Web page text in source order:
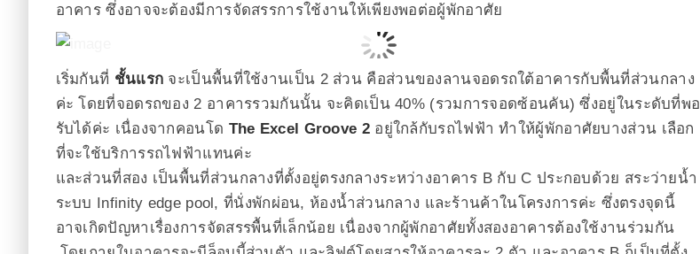
อาคาร ซึ่งอาจจะต้องมีการจัดสรรการใช้งานให้เพียงพอต่อผู้พักอาศัย
เริ่มกันที่ ชั้นแรก จะเป็นพื้นที่ใช้งานเป็น 2 ส่วน คือส่วนของลานจอดรถใต้อาคารกับพื้นที่ส่วนกลาง
ค่ะ โดยที่จอดรถของ 2 อาคารรวมกันนั้น จะคิดเป็น 40% (รวมการจอดซ้อนคัน) ซึ่งอยู่ในระดับที่พอ
รับได้ค่ะ เนื่องจากคอนโด The Excel Groove 2อยู่ใกล้กับรถไฟฟ้า ทำให้ผู้พักอาศัยบางส่วน เลือก
ที่จะใช้บริการรถไฟฟ้าแทนค่ะ
และส่วนที่สอง เป็นพื้นที่ส่วนกลางที่ตั้งอยู่ตรงกลางระหว่างอาคาร B กับ C ประกอบด้วย สระว่ายน้ำ
ระบบ Infinity edge pool, ที่นั่งพักผ่อน, ห้องน้ำส่วนกลาง และร้านค้าในโครงการค่ะ ซึ่งตรงจุดนี้
อาจเกิดปัญหาเรื่องการจัดสรรพื้นที่เล็กน้อย เนื่องจากผู้พักอาศัยทั้งสองอาคารต้องใช้งานร่วมกัน